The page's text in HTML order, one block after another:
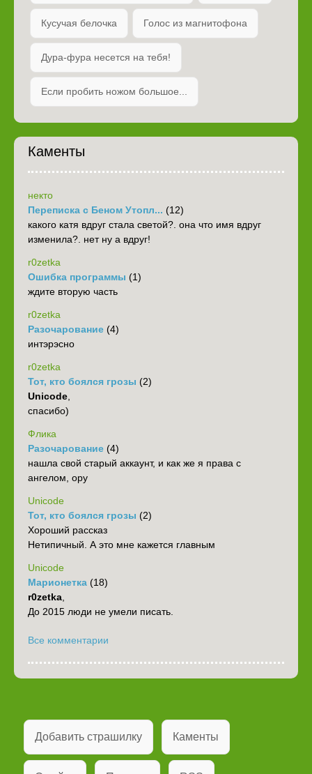
Кусучая белочка Голос из магнитофона
Дура-фура несется на тебя!
Если пробить ножом большое...
Каменты
некто
Переписка с Беном Утопл... (12)
какого катя вдруг стала светой?. она что имя вдруг
изменила?. нет ну а вдруг!
r0zetka
Ошибка программы (1)
ждите вторую часть
r0zetka
Разочарование (4)
интэрэсно
r0zetka
Тот, кто боялся грозы (2)
Unicode,
спасибо)
Флика
Разочарование (4)
нашла свой старый аккаунт, и как же я права с
ангелом, ору
Unicode
Тот, кто боялся грозы (2)
Хороший рассказ
Нетипичный. А это мне кажется главным
Unicode
Марионетка (18)
r0zetka,
До 2015 люди не умели писать.
Все комментарии
Добавить страшилку Каменты